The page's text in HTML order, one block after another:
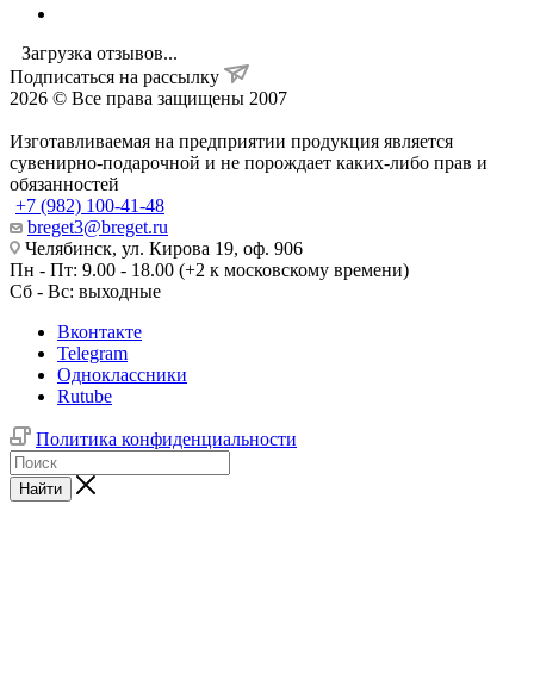
Загрузка отзывов...
Подписаться на рассылку
2026 © Все права защищены 2007
Изготавливаемая на предприятии продукция является
сувенирно-подарочной и не порождает каких-либо прав и
обязанностей
+7 (982) 100-41-48
breget3@breget.ru
Челябинск, ул. Кирова 19, оф. 906
Пн - Пт: 9.00 - 18.00 (+2 к московскому времени)
Сб - Вс: выходные
Вконтакте
Telegram
Одноклассники
Rutube
Политика конфиденциальности
Найти